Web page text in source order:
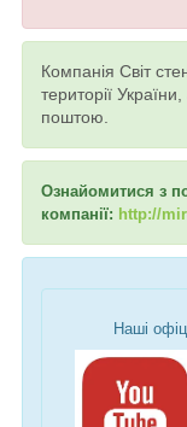
Компанія Світ
території
поштою.
Ознайомитися з
компанії: http://
Наші